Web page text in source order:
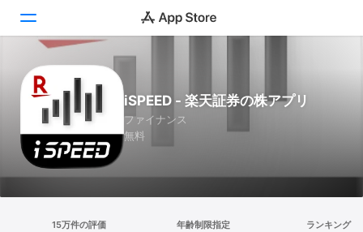
Today
ゲーム
アプリ
検索
iSPEED - 楽天証券の株アプリ
ファイナンス
無料
15万件の評価 年齢制限指定 ランキング